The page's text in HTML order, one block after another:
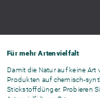
Für mehr Artenvielfalt
Damit die Natur auf keine Art
Produkten auf chemisch-
Stickstoffdünger. Probieren